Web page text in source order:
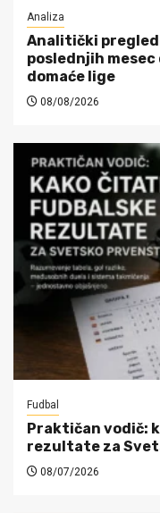
Analiza
Analitički
poslednjih mesec
domaće lige
08/08/2026
Fudbal
Praktičan vodič:
rezultate za
08/07/2026